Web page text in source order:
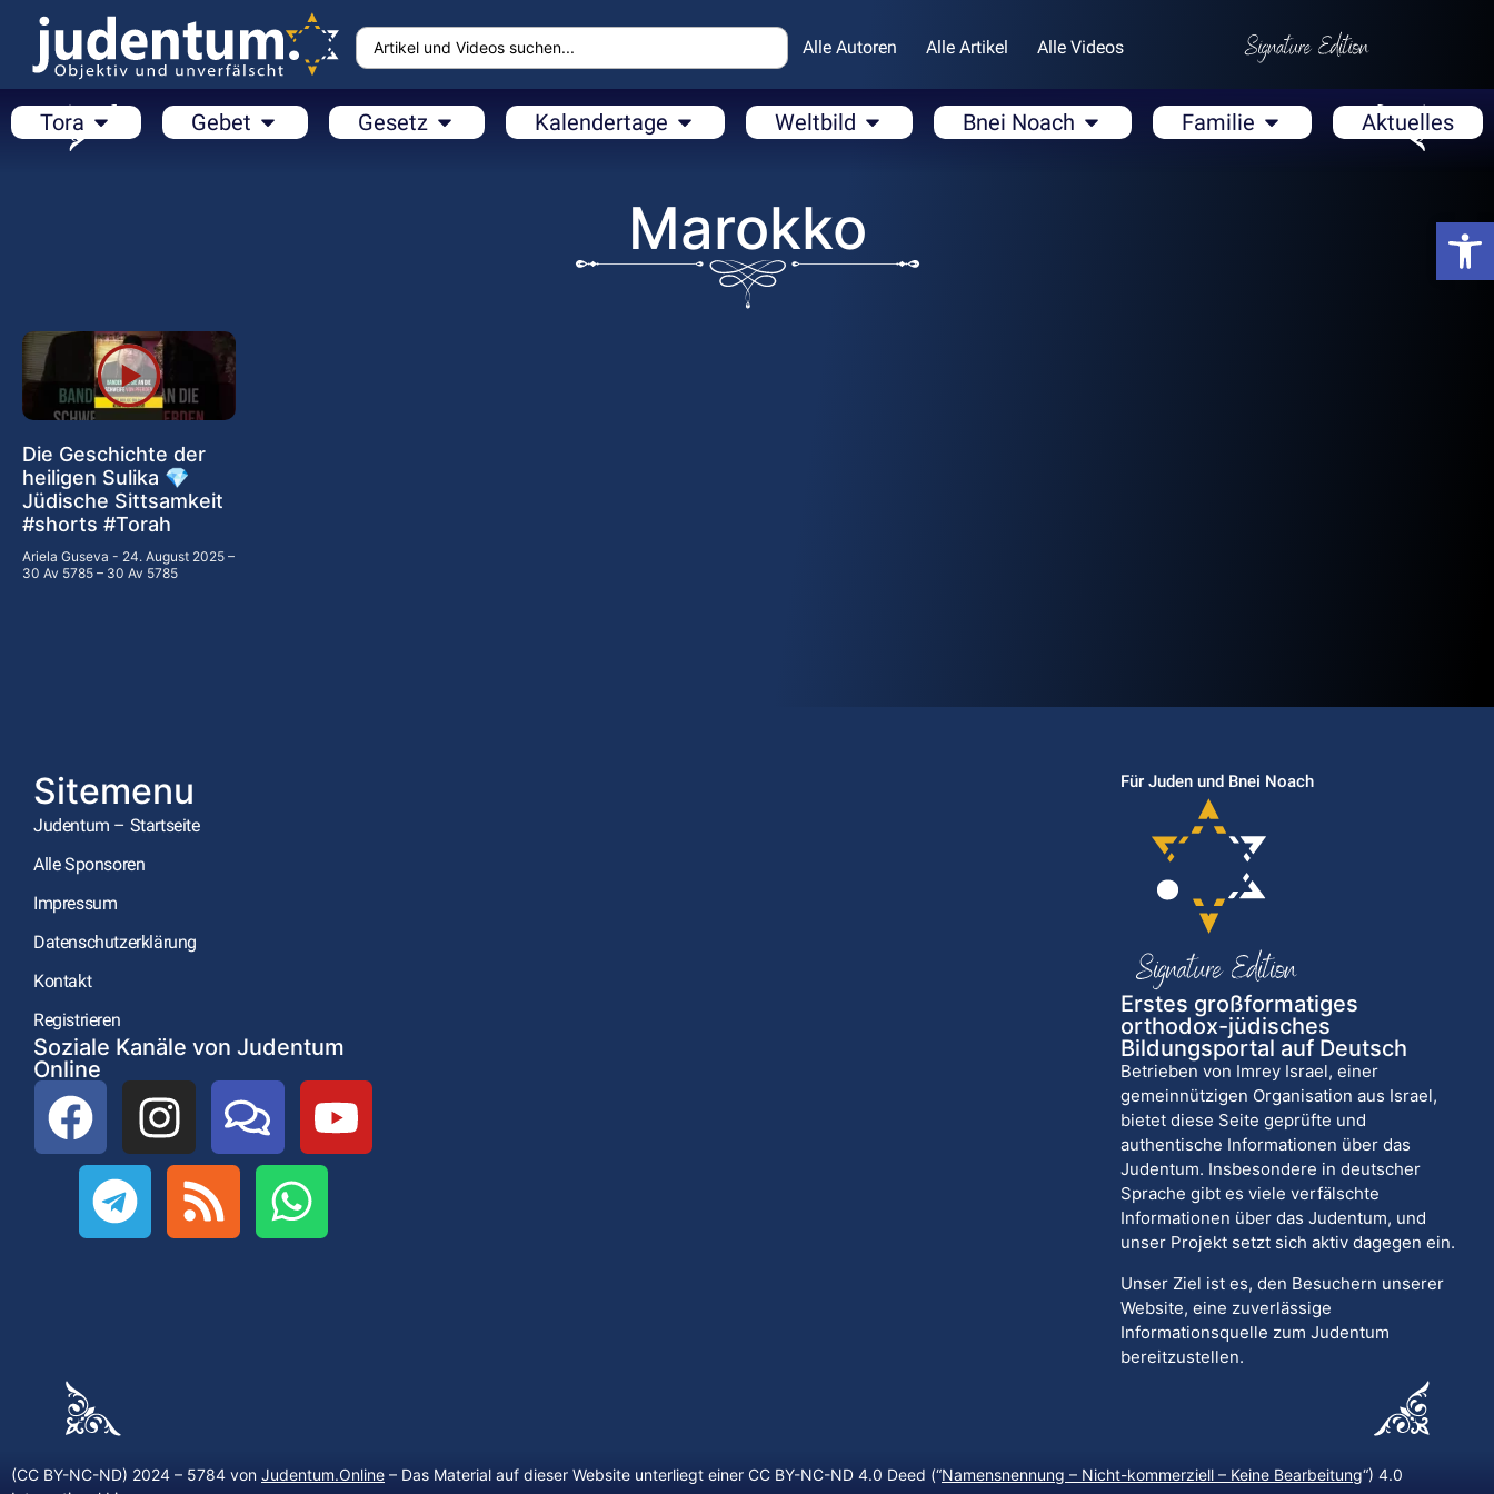
Alle Autoren Alle Artikel Alle Videos
Tora Gebet Gesetz Kalendertage Weltbild Bnei Noach Familie Aktuelles
Marokko
Die Geschichte der
heiligen Sulika 💎
Jüdische Sittsamkeit
#shorts #Torah
Ariela Guseva
24. August 2025 –
30 Av 5785 – 30 Av 5785
Sitemenu
Judentum – Startseite
Alle Sponsoren
Impressum
Datenschutzerklärung
Kontakt
Registrieren
Soziale Kanäle von Judentum
Online
Für Juden und Bnei Noach
Erstes großformatiges
orthodox-jüdisches
Bildungsportal auf Deutsch
Betrieben von Imrey Israel, einer
gemeinnützigen Organisation aus Israel,
bietet diese Seite geprüfte und
authentische Informationen über das
Judentum. Insbesondere in deutscher
Sprache gibt es viele verfälschte
Informationen über das Judentum, und
unser Projekt setzt sich aktiv dagegen ein.
Unser Ziel ist es, den Besuchern unserer
Website, eine zuverlässige
Informationsquelle zum Judentum
bereitzustellen.
(CC BY-NC-ND) 2024 – 5784 von Judentum.Online – Das Material auf dieser Website unterliegt einer CC BY-NC-ND 4.0 Deed (“Namensnennung – Nicht-kommerziell – Keine Bearbeitung“) 4.0